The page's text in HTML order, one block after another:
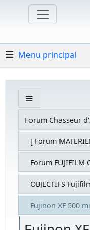
Menu principal
Forum Chasseur
[ Forum
Forum FUJIFILM
OBJECTIFS
Fujinon XF 500